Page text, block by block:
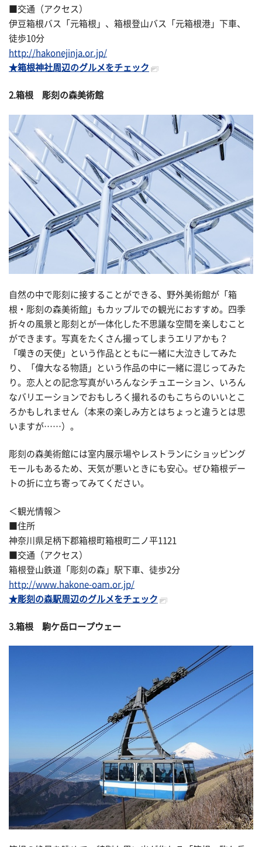
■交通（アクセス）
伊豆箱根バス「元箱根」、箱根登山バス「元箱根港」下車、
徒歩10分
http://hakonejinja.or.jp/
★箱根神社周辺のグルメをチェック
2.箱根 彫刻の森美術館
自然の中で彫刻に接することができる、野外美術館が「箱
根・彫刻の森美術館」もカップルでの観光におすすめ。四季
折々の風景と彫刻とが一体化した不思議な空間を楽しむこと
ができます。写真をたくさん撮ってしまうエリアかも？
「嘆きの天使」という作品とともに一緒に大泣きしてみた
り、「偉大なる物語」という作品の中に一緒に混じってみた
り。恋人との記念写真がいろんなシチュエーション、いろん
なバリエーションでおもしろく撮れるのもこちらのいいとこ
ろかもしれません（本来の楽しみ方とはちょっと違うとは思
いますが……）。
彫刻の森美術館には室内展示場やレストランにショッピング
モールもあるため、天気が悪いときにも安心。ぜひ箱根デー
トの折に立ち寄ってみてください。
＜観光情報＞
■住所
神奈川県足柄下郡箱根町箱根町二ノ平1121
■交通（アクセス）
箱根登山鉄道「彫刻の森」駅下車、徒歩2分
http://www.hakone-oam.or.jp/
★彫刻の森駅周辺のグルメをチェック
3.箱根 駒ケ岳ロープウェー